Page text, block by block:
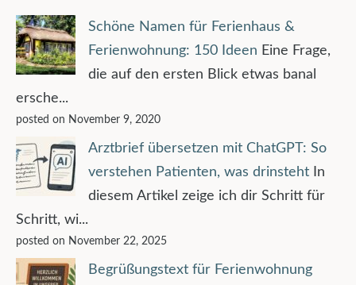
Schöne Namen für Ferienhaus &
Ferienwohnung: 150 Ideen Eine Frage,
die auf den ersten Blick etwas banal
ersche...
posted on November 9, 2020
Arztbrief übersetzen mit ChatGPT: So
verstehen Patienten, was drinsteht
In
diesem Artikel zeige ich dir Schritt für
Schritt, wi...
posted on November 22, 2025
Begrüßungstext für Ferienwohnung